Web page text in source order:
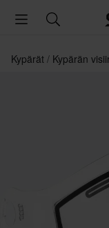
Kypärät Kypärän